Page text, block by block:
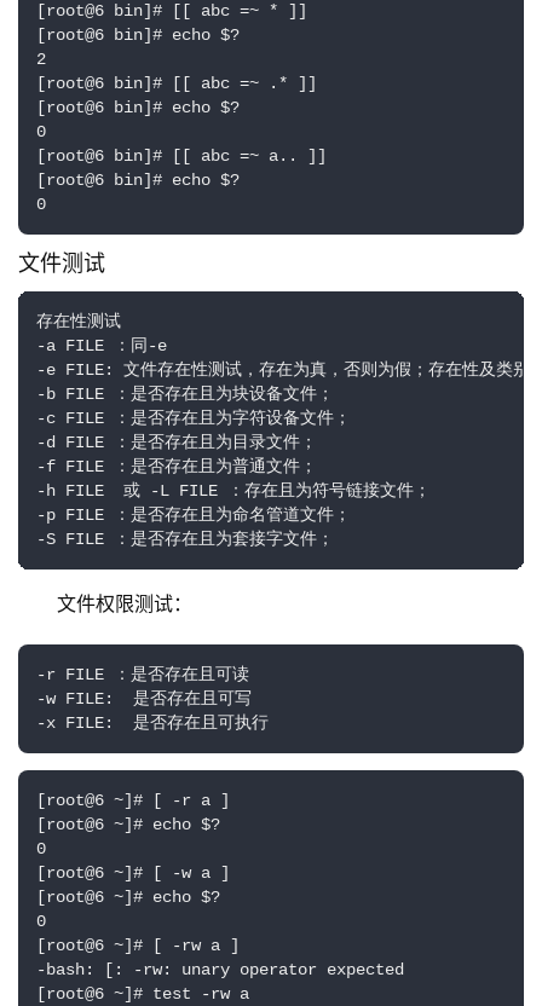
[root@6 bin]# [[ abc =~ * ]]
[root@6 bin]# echo $?
2
[root@6 bin]# [[ abc =~ .* ]]
[root@6 bin]# echo $?
0
[root@6 bin]# [[ abc =~ a.. ]]
[root@6 bin]# echo $?
0
文件测试
存在性测试
-a FILE ：同-e
-e FILE: 文件存在性测试，存在为真，否则为假；存在性及类别
-b FILE ：是否存在且为块设备文件；
-c FILE ：是否存在且为字符设备文件；
-d FILE ：是否存在且为目录文件；
-f FILE ：是否存在且为普通文件；
-h FILE  或 -L FILE ：存在且为符号链接文件；
-p FILE ：是否存在且为命名管道文件；
-S FILE ：是否存在且为套接字文件；
文件权限测试：
-r FILE ：是否存在且可读
-w FILE:  是否存在且可写
-x FILE:  是否存在且可执行
[root@6 ~]# [ -r a ]
[root@6 ~]# echo $?
0
[root@6 ~]# [ -w a ]
[root@6 ~]# echo $?
0
[root@6 ~]# [ -rw a ]
-bash: [: -rw: unary operator expected
[root@6 ~]# test -rw a